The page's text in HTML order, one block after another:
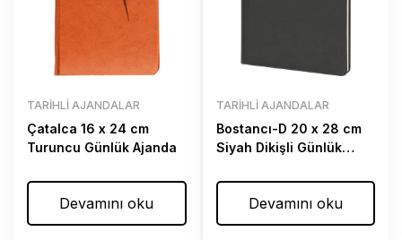
TARIHLI AJANDALAR
Çatalca 16 x 24 cm
Turuncu Günlük Ajanda
Devamını oku
TARIHLI AJANDALAR
Bostancı-D 20 x 28 cm
Siyah Dikişli Günlük
Devamını oku